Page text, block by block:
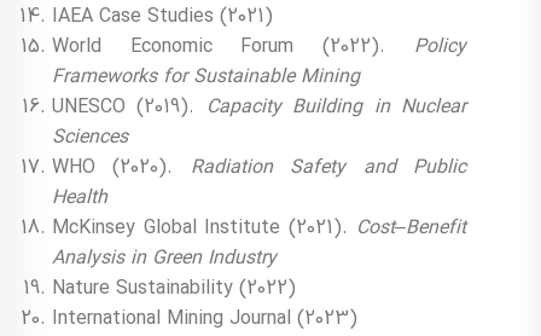
IAEA Case Studies (2021)
World Economic Forum (2022). Policy
Frameworks for Sustainable Mining
UNESCO (2019). Capacity Building in Nuclear
Sciences
WHO (2020). Radiation Safety and Public
Health
McKinsey Global Institute (2021). Cost–Benefit
Analysis in Green Industry
Nature Sustainability (2022)
International Mining Journal (2023)